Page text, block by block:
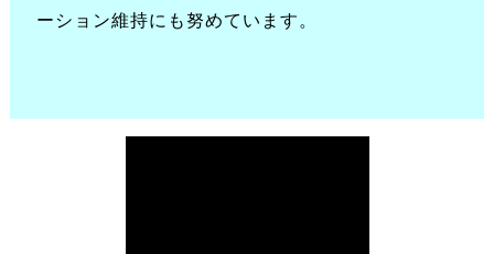
ーション維持にも努めています。